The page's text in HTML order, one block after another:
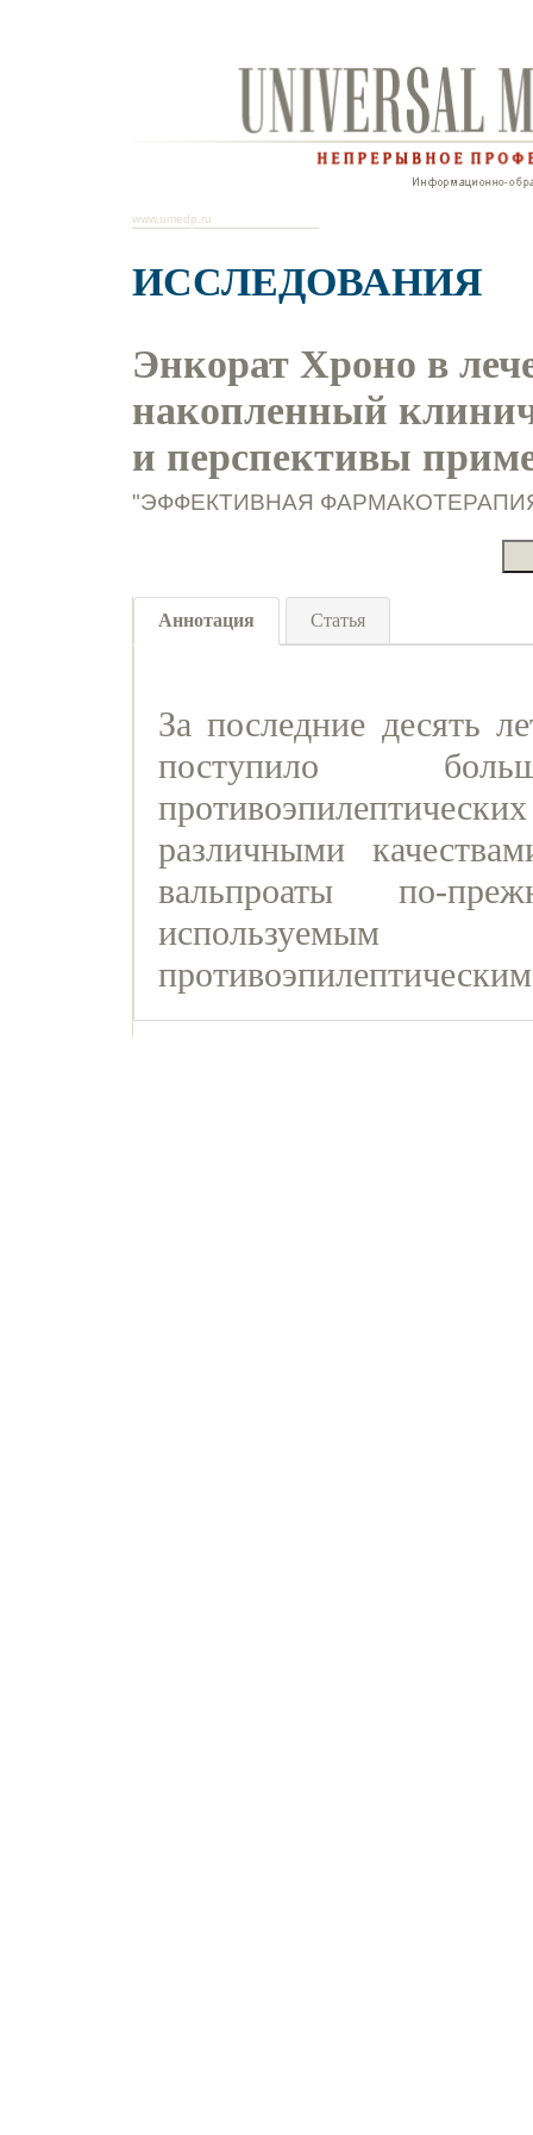
www.umedp.ru
ИССЛЕДОВАНИЯ
Энкорат Хроно в
накопленный
и перспективы
"ЭФФЕКТИВНАЯ ФАРМАКОТЕРАПИЯ.
Аннотация Статья
За последние десять
поступило
различными
вальпроаты по-